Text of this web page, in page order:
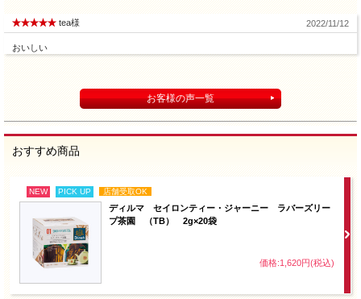
tea様 2022/11/12
おいしい
お客様の声一覧
おすすめ商品
NEW PICK UP 店舗受取OK
ディルマ セイロンティー・ジャーニー ラバーズリー
プ茶園 （TB） 2g×20袋
価格:1,620円(税込)